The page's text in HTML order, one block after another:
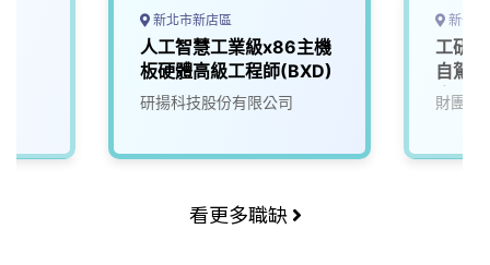
新北市新店區
人工智慧工業級x86主機
板硬體高級工程師(BXD)
研揚科技股份有限公司
新竹
工研
自駕
人、
財團法
看更多職缺